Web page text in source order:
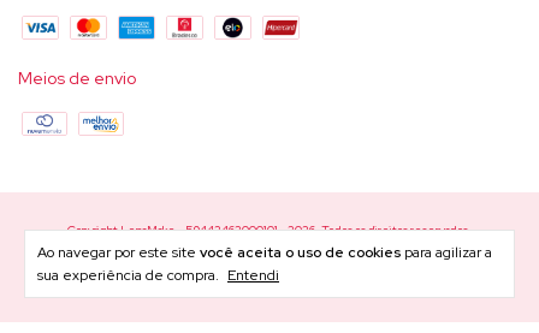
Ao navegar por este site você aceita o uso de cookies para agilizar a
sua experiência de compra. Entendi
Meios de envio
Copyright LenaMake - 59442462000101 - 2026. Todos os direitos reservados.